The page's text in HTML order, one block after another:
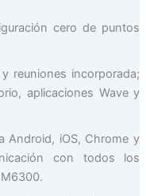
cero de puntos
reuniones incorporada;
aplicaciones Wave y
Android, iOS, Chrome y
con todos los